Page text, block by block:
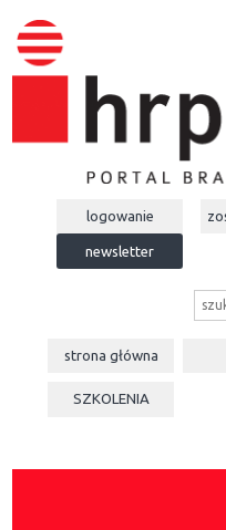
logowanie
newsletter
strona główna
SZKOLENIA